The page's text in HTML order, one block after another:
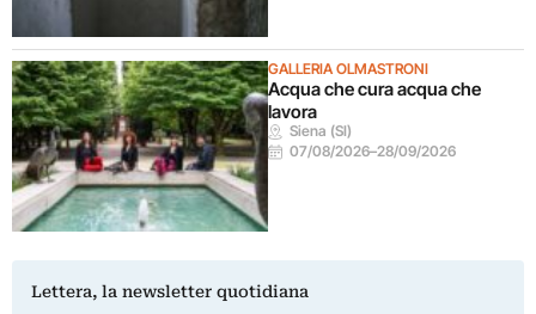
GALLERIA OLMASTRONI
Acqua che cura acqua che
lavora
Siena (SI)
07/08/2026–28/09/2026
Lettera, la newsletter quotidiana